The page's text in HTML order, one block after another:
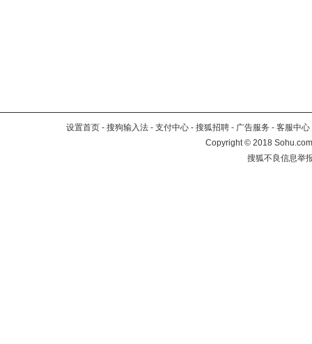
设置首页 - 搜狗输入法 - 支付中心 - 搜狐招聘 - 广告服务 - 客服中心
Copyright©2018
搜狐不良信息举